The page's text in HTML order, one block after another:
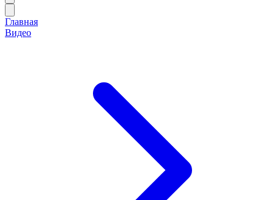
Главная
Видео